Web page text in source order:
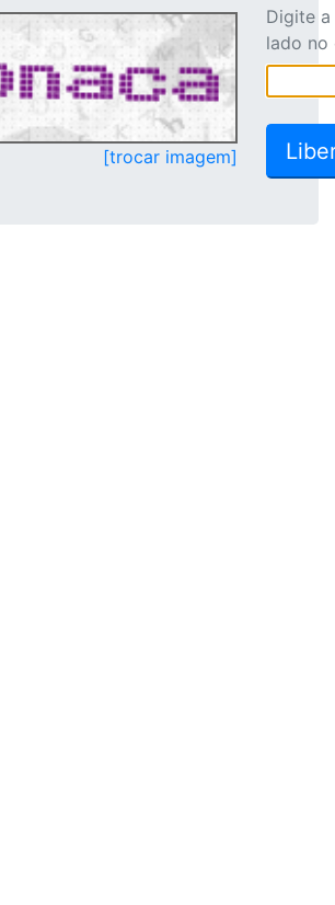
[trocar imagem]
Digite
lado no